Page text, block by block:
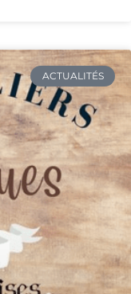
ACTUALITÉS